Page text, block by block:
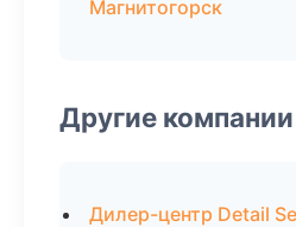
Магнитогорск
Другие компании
Дилер-центр Detail